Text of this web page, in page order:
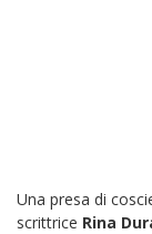
Una presa di
scrittrice Rina